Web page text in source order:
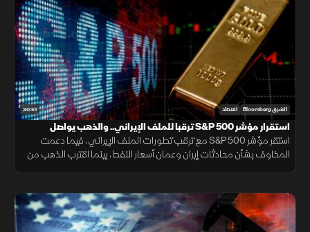
30:51 الشرق Bloomberg اقتصاد
استقرار مؤشر S&P 500 ترقبا للملف الإيراني.. والذهب يواصل
الصعود
استقر مؤشر S&P 500 مع ترقب تطورات الملف الإيراني، فيما دعمت
المخاوف بشأن محادثات إيران وعمان أسعار النفط، بينما اقترب الذهب من